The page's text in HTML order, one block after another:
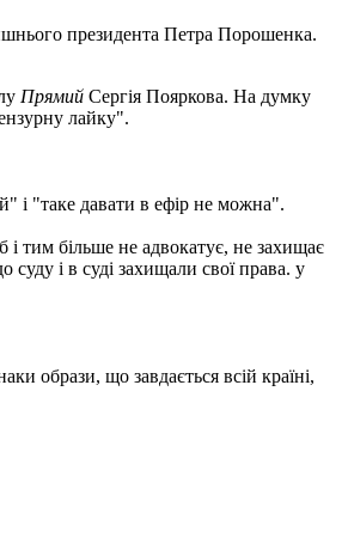
президента Петра Порошенка.
Прямий Сергія Пояркова. На думку
лайку".
і "таке давати в ефір не можна".
і тим більше не адвокатує, не захищає
суду і в суді захищали свої права. у
образи, що завдається всій країні,